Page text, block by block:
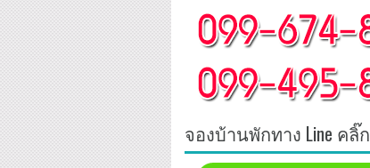
จองบ้านพักทาง Line คลิ๊ก